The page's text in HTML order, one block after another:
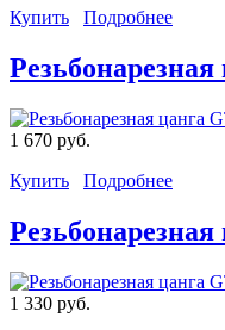
Купить
Подробнее
1 670 руб.
Купить
Подробнее
1 330 руб.